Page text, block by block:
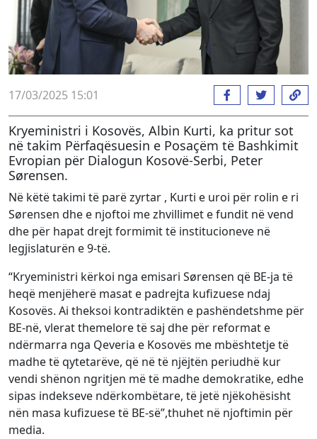
17/03/2025 15:01
Kryeministri i Kosovës, Albin Kurti, ka pritur sot
në takim Përfaqësuesin e Posaçëm të Bashkimit
Evropian për Dialogun Kosovë-Serbi, Peter
Sørensen.
Në këtë takimi të parë zyrtar , Kurti e uroi për rolin e ri
Sørensen dhe e njoftoi me zhvillimet e fundit në vend
dhe për hapat drejt formimit të institucioneve në
legjislaturën e 9-të.
“Kryeministri kërkoi nga emisari Sørensen që BE-ja të
heqë menjëherë masat e padrejta kufizuese ndaj
Kosovës. Ai theksoi kontradiktën e pashëndetshme për
BE-në, vlerat themelore të saj dhe për reformat e
ndërmarra nga Qeveria e Kosovës me mbështetje të
madhe të qytetarëve, që në të njëjtën periudhë kur
vendi shënon ngritjen më të madhe demokratike, edhe
sipas indekseve ndërkombëtare, të jetë njëkohësisht
nën masa kufizuese të BE-së”,thuhet në njoftimin për
media.